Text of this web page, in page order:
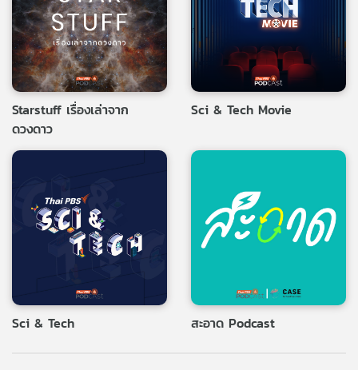
Starstuff เรื่องเล่าจาก
ดวงดาว
Sci & Tech Movie
Sci & Tech สะอาด Podcast